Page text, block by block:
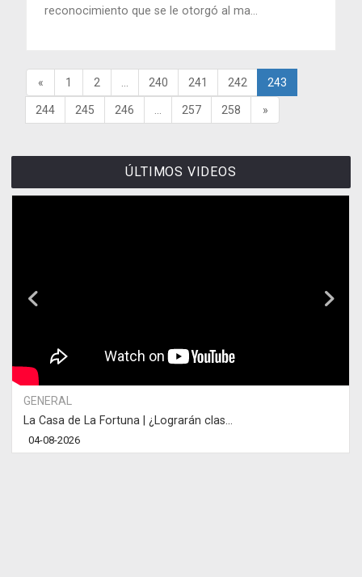
reconocimiento que se le otorgó al ma...
« 1 2 240 241 242 243
244 245 246 257 258 »
ÚLTIMOS VIDEOS
GENERAL
La Casa de La Fortuna | ¿Lograrán clas...
04-08-2026